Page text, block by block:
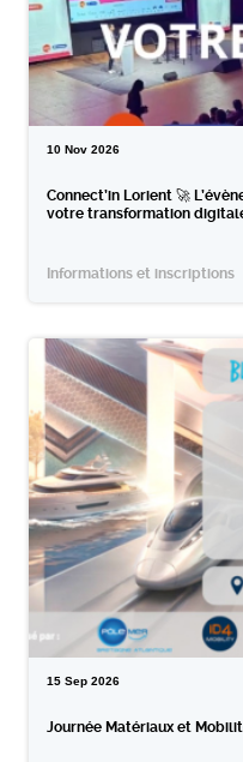
10 Nov 2026
Connect’in Lorient 🚀
votre transformation
Informations et inscriptions
15 Sep 2026
Journée Matériaux et